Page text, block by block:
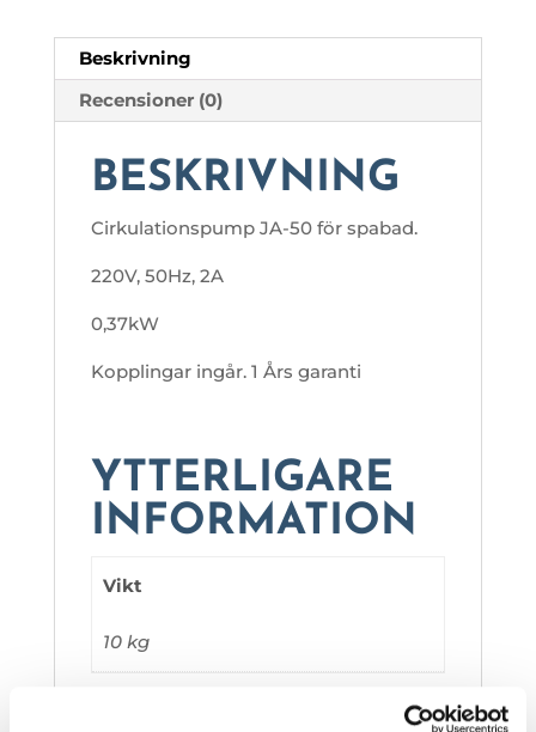
Beskrivning
Recensioner (0)
BESKRIVNING
Cirkulationspump JA-50 för spabad.
220V, 50Hz, 2A
0,37kW
Kopplingar ingår. 1 Års garanti
YTTERLIGARE
INFORMATION
Vikt
10 kg